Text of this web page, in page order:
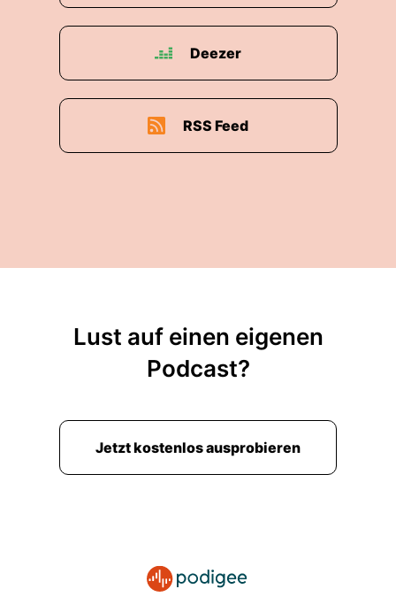
Deezer
RSS Feed
Lust auf einen eigenen
Podcast?
Jetzt kostenlos ausprobieren